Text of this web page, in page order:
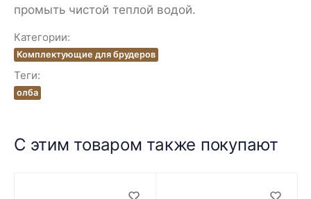
промыть чистой теплой водой.
Категории:
Комплектующие для брудеров
Теги:
олба
С этим товаром также покупают